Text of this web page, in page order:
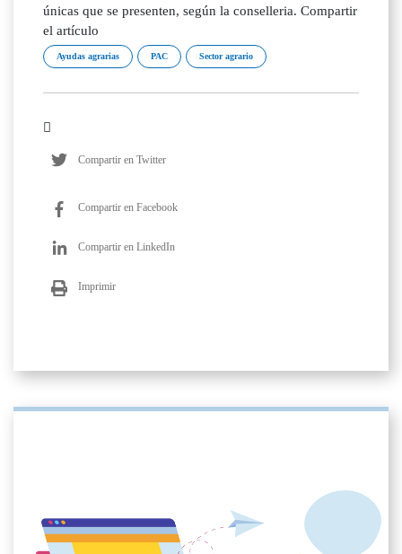
únicas que se presenten, según la conselleria. Compartir
el artículo
Ayudas agrarias PAC Sector agrario
Compartir en Twitter
Compartir en Facebook
Compartir en LinkedIn
Imprimir